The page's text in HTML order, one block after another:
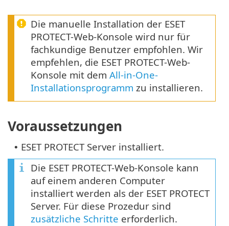
Die manuelle Installation der ESET
PROTECT-Web-Konsole wird nur für
fachkundige Benutzer empfohlen. Wir
empfehlen, die ESET PROTECT-Web-
Konsole mit dem All-in-One-
Installationsprogramm zu installieren.
Voraussetzungen
• ESET PROTECT Server installiert.
Die ESET PROTECT-Web-Konsole kann
auf einem anderen Computer
installiert werden als der ESET PROTECT
Server. Für diese Prozedur sind
zusätzliche Schritte erforderlich.